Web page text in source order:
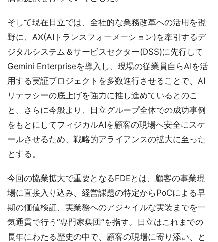
そして現在日立では、全社的な業務改革への活用を視
野に、AX(AIトランスフォーメーション)を牽引するデ
ジタルシステム＆サービスセクター(DSS)に先行して
Gemini Enterpriseを導入し、現場の従業員自らAIを活
用する実証プロジェクトを多数進行させることで、AI
リテラシーの底上げを強力に推し進めているとのこ
と。さらに今般より、日立グループ全体での成功事例
をもとにしてフィジカルAIを顧客の現場へ安全にスケ
ールさせるため、戦略的アライアンスの拡大に至った
とする。
今回の協業拡大で重要となるFDEとは、顧客の事業現
場に直接入り込み、経営課題の特定からPoCによる早
期の価値検証、実業務へのアジャイルな実装までを一
気通貫で行う“専門家集団”を指す。日立はこれまでの
長年にわたる歴史の中で、顧客の現場に寄り添い、と